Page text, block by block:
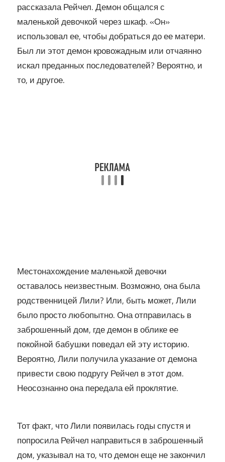
рассказала Рейчел. Демон общался с
маленькой девочкой через шкаф. «Он»
использовал ее, чтобы добраться до ее матери.
Был ли этот демон кровожадным или отчаянно
искал преданных последователей? Вероятно, и
то, и другое.
Местонахождение маленькой девочки
оставалось неизвестным. Возможно, она была
родственницей Лили? Или, быть может, Лили
было просто любопытно. Она отправилась в
заброшенный дом, где демон в облике ее
покойной бабушки поведал ей эту историю.
Вероятно, Лили получила указание от демона
привести свою подругу Рейчел в этот дом.
Неосознанно она передала ей проклятие.
Тот факт, что Лили появилась годы спустя и
попросила Рейчел направиться в заброшенный
дом, указывал на то, что демон еще не закончил